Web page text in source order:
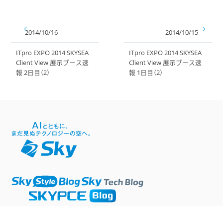
2014/10/16
ITpro EXPO 2014 SKYSEA
Client View 展示ブース速
報 2日目（2）
2014/10/15
ITpro EXPO 2014 SKYSEA
Client View 展示ブース速
報 1日目（2）